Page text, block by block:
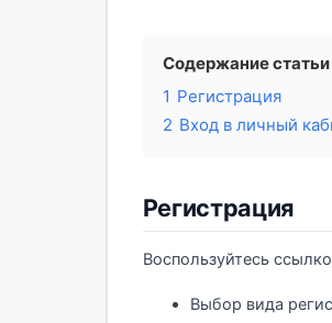
Содержание статьи
1 Регистрация
2 Вход в личный
Регистрация
Воспользуйтесь
Выбор вида